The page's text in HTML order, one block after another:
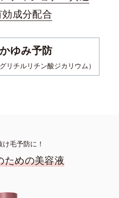
成分配合
ゆみ予防
リチルリチン酸ジカリウム）
毛予防に！
ための美容液